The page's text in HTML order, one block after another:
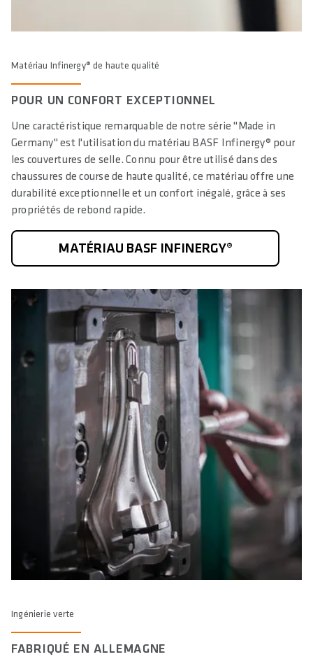
Matériau Infinergy® de haute qualité
POUR UN CONFORT EXCEPTIONNEL
Une caractéristique remarquable de notre série "Made in
Germany" est l'utilisation du matériau BASF Infinergy® pour
les couvertures de selle. Connu pour être utilisé dans des
chaussures de course de haute qualité, ce matériau offre une
durabilité exceptionnelle et un confort inégalé, grâce à ses
propriétés de rebond rapide.
MATÉRIAU BASF INFINERGY®
Ingénierie verte
FABRIQUÉ EN ALLEMAGNE